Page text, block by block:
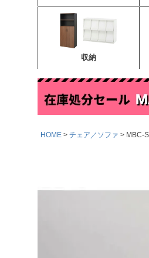
収納
HOME チェア／ソファ MBC-